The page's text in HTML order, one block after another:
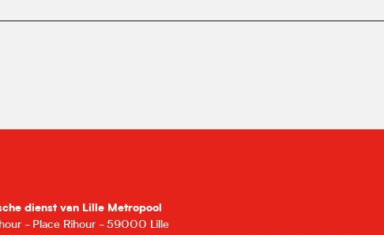
dienst van Lille Metropool
- Place Rihour - 59000 Lille